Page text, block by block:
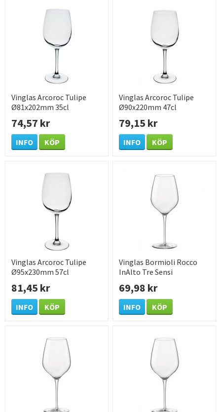
Vinglas Arcoroc Tulipe
Ø81x202mm 35cl
74,57 kr
INFO KÖP
Vinglas Arcoroc Tulipe
Ø90x220mm 47cl
79,15 kr
INFO KÖP
Vinglas Arcoroc Tulipe
Ø95x230mm 57cl
81,45 kr
INFO KÖP
Vinglas Bormioli Rocco
InAlto Tre Sensi
Ø76.5x204mm 30,5cl
69,98 kr
INFO KÖP